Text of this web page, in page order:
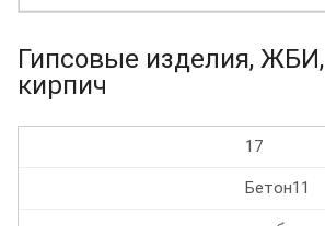
Гипсовые изделия, ЖБИ,
кирпич
17
Бетон11